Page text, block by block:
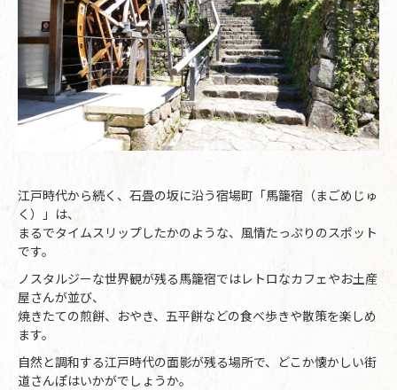
江戸時代から続く、石畳の坂に沿う宿場町「馬籠宿（まごめじゅ
く）」は、
まるでタイムスリップしたかのような、風情たっぷりのスポット
です。
ノスタルジーな世界観が残る馬籠宿ではレトロなカフェやお土産
屋さんが並び、
焼きたての煎餅、おやき、五平餅などの食べ歩きや散策を楽しめ
ます。
自然と調和する江戸時代の面影が残る場所で、どこか懐かしい街
道さんぽはいかがでしょうか。